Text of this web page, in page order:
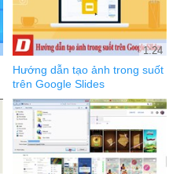
1:24
Hướng dẫn tạo ảnh trong suốt
trên Google Slides